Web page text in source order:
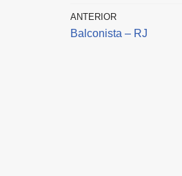
ANTERIOR
Balconista – RJ